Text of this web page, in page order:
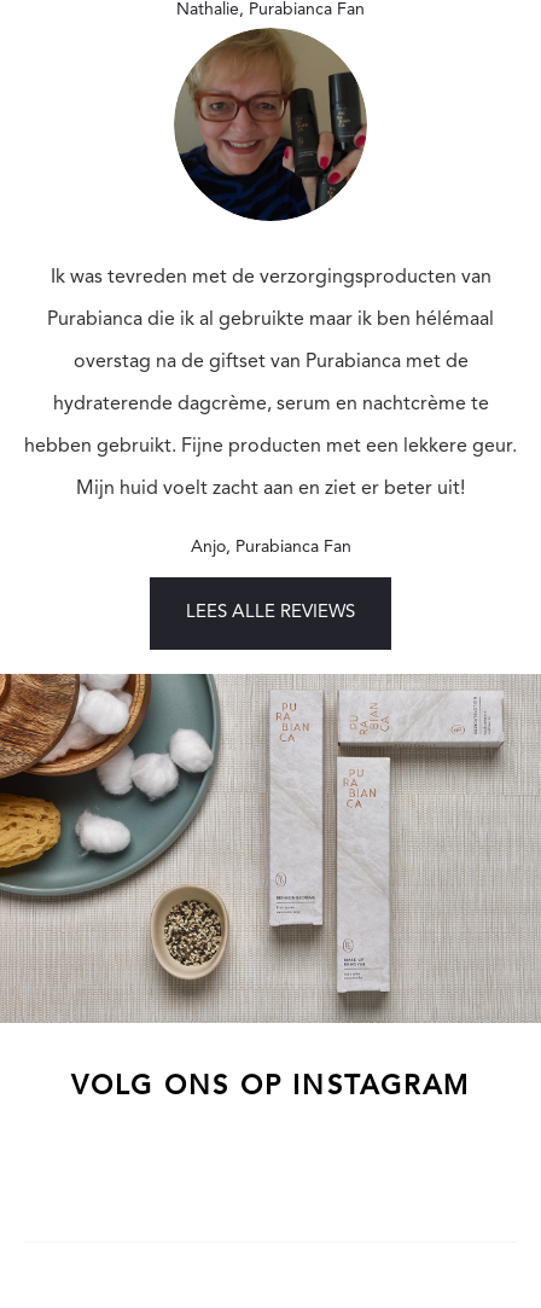
Nathalie, Purabianca Fan
Ik was tevreden met de verzorgingsproducten van
Purabianca die ik al gebruikte maar ik ben hélémaal
overstag na de giftset van Purabianca met de
hydraterende dagcrème, serum en nachtcrème te
hebben gebruikt. Fijne producten met een lekkere geur.
Mijn huid voelt zacht aan en ziet er beter uit!
Anjo, Purabianca Fan
LEES ALLE REVIEWS
VOLG ONS OP INSTAGRAM